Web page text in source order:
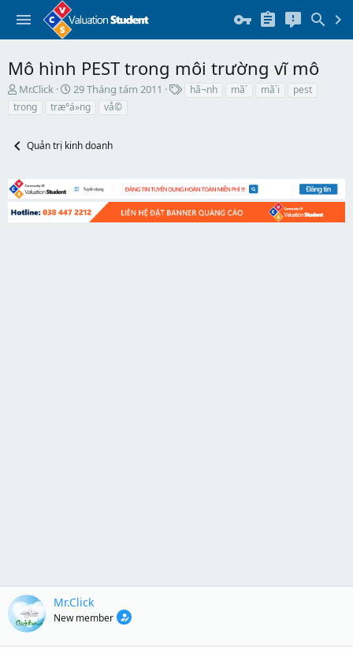
Mô hình PEST trong môi trường vĩ mô
T
h
a
t
a
r
Mr.Click
N
g
b
đ
u
29 Tháng tám 2011 hã¬nh mã´ mã´i
pest
trong
træ°á»ng vå©
Quản trị kinh doanh
Mr.Click
New member